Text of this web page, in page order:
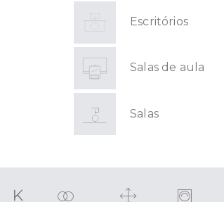
Escritórios
Salas de aula
Salas